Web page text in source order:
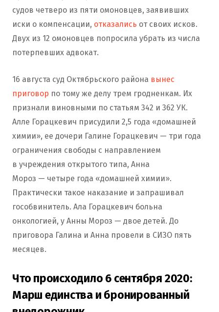
судов четверо из пяти омоновцев, заявивших
иски о компенсации, отказались от своих исков.
Двух из 12 омоновцев попросила убрать из числа
потерпевших адвокат.
16 августа суд Октябрьского района вынес
приговор по тому же делу трем гродненкам. Их
признали виновными по статьям 342 и 362 УК.
Алле Горацкевич присудили 2,5 года «домашней
химии», ее дочери Галине Горацкевич — три года
ограничения свободы с направлением
в учреждения открытого типа, Анна
Мороз — четыре года «домашней химии».
Практически такое наказание и запрашивал
гособвинитель. Ала Горацкевич больна
онкологией, у Анны Мороз — двое детей. До
приговора Галина и Анна провели в СИЗО пять
месяцев.
Что происходило 6 сентября 2020:
Марш единства и бронированный